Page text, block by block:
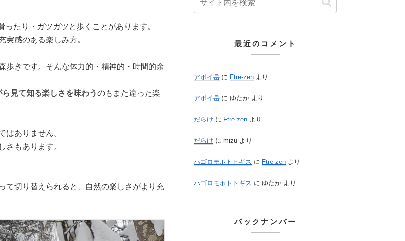
たり・ガツガツと歩くことがあります。
実感のある楽しみ方。
歩きです。そんな体力的・精神的・時間的余
見て知る楽しさを味わうのもまた違った楽
はありません。
さもあります。
て切り替えられると、自然の楽しさがより充
最近のコメント
アポイ岳 に Ftre-zen より
アポイ岳 に ゆたか より
だらけ に Ftre-zen より
だらけ に mizu より
ハゴロモホトトギス に Ftre-zen より
ハゴロモホトトギス に ゆたか より
バックナンバー